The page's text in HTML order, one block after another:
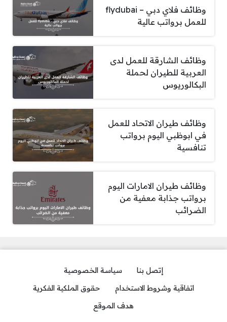
وظائف فلاي دبي – flydubai
للعمل برواتب عالية
وظائف الشارقة للعمل لدى
العربية للطيران لحملة
البكالوريوس
وظائف طيران الاتحاد للعمل
في ابوظبي اليوم برواتب
تنافسية
وظائف طيران الامارات اليوم
برواتب جذابة معفية من
الضرائب
إتصل بنا
سياسة الخصوصية
اتفاقية وشروط الاستخدام
حقوق الملكية الفكرية
هدف الموقع